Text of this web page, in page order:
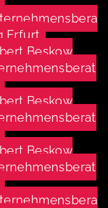
Erfurt
Beskow
Beskow
Beskow